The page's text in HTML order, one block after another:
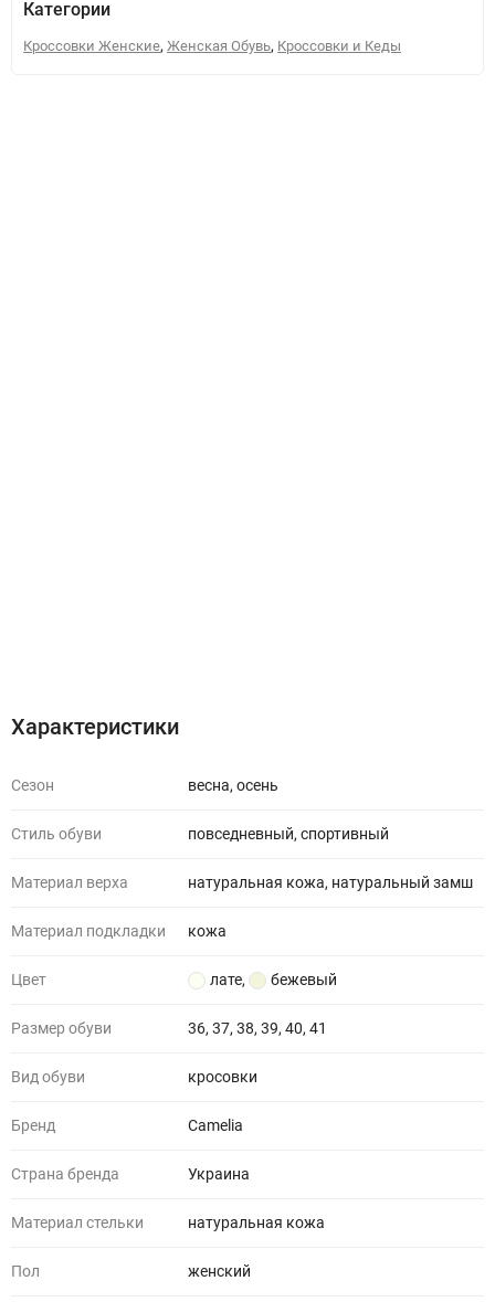
Категории
Кроссовки Женские, Женская Обувь, Кроссовки и Кеды
Характеристики
Сезон весна, осень
Стиль обуви повседневный, спортивный
Материал верха натуральная кожа, натуральный замш
Материал подкладки кожа
Цвет лате, бежевый
Размер обуви 36, 37, 38, 39, 40, 41
Вид обуви кросовки
Бренд Camelia
Страна бренда Украина
Материал стельки натуральная кожа
Пол женский